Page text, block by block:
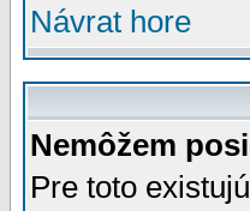
Návrat hore
Nemôžem
Pre toto